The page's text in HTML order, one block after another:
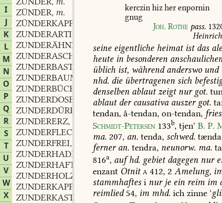
I
J
K
L
M
N
O
P
Q
R
S
T
U
V
W
X
,
ZÜNDER, m.
ZÜNDERKAPPE
ZUNDERARTIG
ZUNDERÄHNLICH
,adj.
ZUNDERASCHE
ZUNDERBAST
ZUNDERBAUM
ZUNDERBÜCHSE
f.
ZUNDERDOSE
ZUNDERDÜRR
ZUNDERERZ,
ZUNDERFLECK
ZUNDERFREI,
ZUNDERHADERN
ZUNDERHAFT
ZUNDERHOLZ
ZUNDERKAPPE
ZUNDERKASTEN
m.
kerczin hiz her enpornin
gnug
Joh. Rothe pass.
seine eigentliche heimatistdas
heute in besonderen
üblich ist, währendanderswound
nhd. die übertragenen sich
denselben ablautzeigtnurgot.
ablautdercausativaauszergot.
tendan, â-tendan, on-tendan,
Schmidt-Petersen 133b, tjen' B. P.
ma. 207, an. tenda, schwed.
ferneran. tendra, neunorw. ma.
816a, aufhd. gebietdagegen nur
enzant Otnit a 412, 2 Amelung,
stammhaftes i nurje ein reim im
reimlied54, im mhd. ich zinne '